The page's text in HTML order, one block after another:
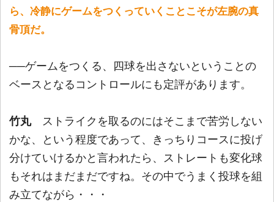
ら、冷静にゲームをつくっていくことこそが左腕の真
骨頂だ。
──ゲームをつくる、四球を出さないということの
ベースとなるコントロールにも定評があります。
竹丸ストライクを取るのにはそこまで苦労しない
かな、という程度であって、きっちりコースに投げ
分けていけるかと言われたら、ストレートも変化球
もそれはまだまだですね。その中でうまく投球を組
み立てながら・・・